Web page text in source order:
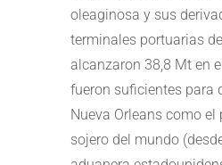
oleaginosa y sus
terminales portuarias
alcanzaron 38,8 Mt en
fueron suficientes para
Nueva Orleans como
sojero del mundo